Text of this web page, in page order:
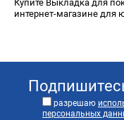
Купите Выкладка для
интернет-магазине для
разрешаю
персональных